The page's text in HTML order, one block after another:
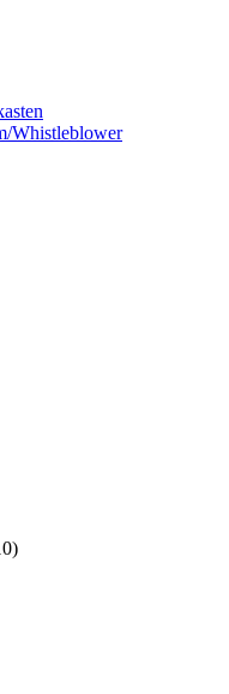
Whistleblower